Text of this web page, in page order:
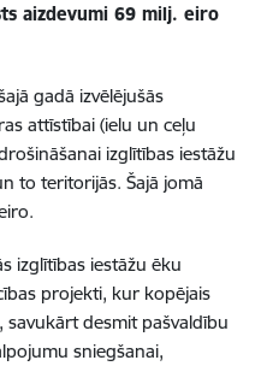
aizdevumi 69 milj. eiro
gadā izvēlējušās
attīstībai (ielu un ceļu
i izglītības iestāžu
to teritorijās. Šajā jomā
iro.
izglītības iestāžu ēku
s projekti, kur kopējais
, savukārtdesmit pašvaldību
sniegšanai,